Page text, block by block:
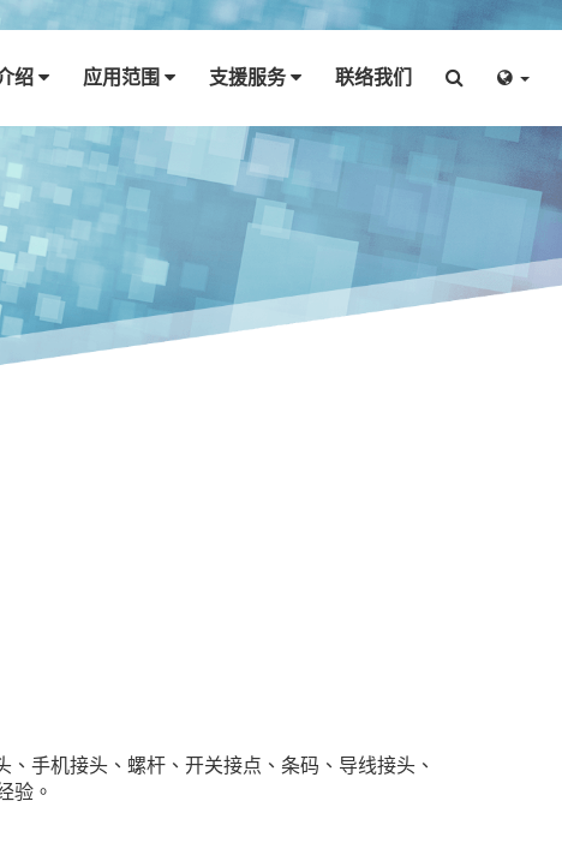
绍 应用范围 支援服务 联络我们
手机接头、螺杆、开关接点、条码、导线接头、
验。